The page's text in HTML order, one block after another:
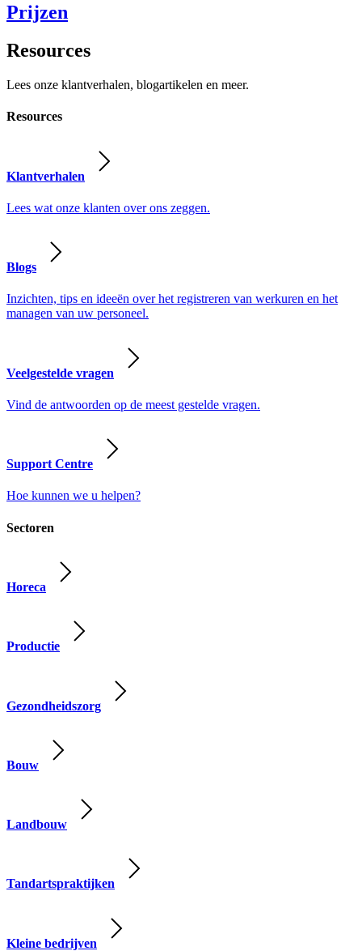
Prijzen
Resources
Lees onze klantverhalen, blogartikelen en meer.
Resources
Klantverhalen
Lees wat onze klanten over ons zeggen.
Blogs
Inzichten, tips en ideeën over het registreren van werkuren en het
managen van uw personeel.
Veelgestelde vragen
Vind de antwoorden op de meest gestelde vragen.
Support Centre
Hoe kunnen we u helpen?
Sectoren
Horeca
Productie
Gezondheidszorg
Bouw
Landbouw
Tandartspraktijken
Kleine bedrijven